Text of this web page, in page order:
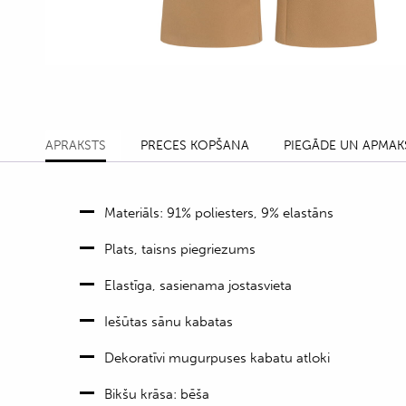
APRAKSTS PRECES KOPŠANA PIEGĀDE UN
Materiāls: 91% poliesters, 9% elastāns
Plats, taisns piegriezums
Elastīga, sasienama jostasvieta
Iešūtas sānu kabatas
Dekoratīvi mugurpuses kabatu atloki
Bikšu krāsa: bēša